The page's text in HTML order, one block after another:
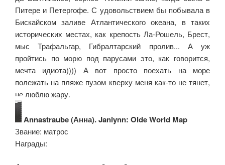
Питере и Петергофе. С удовольствием бы побывала в
Бискайском заливе Атлантического океана, в таких
исторических местах, как крепость Ла-Рошель, Брест,
мыс Трафальгар, Гибралтарский пролив... А уж
пройтись по морю под парусами это, как говорится,
мечта идиота)))) А вот просто поехать на море
полежать на пляже пузом кверху меня как-то не тянет,
не люблю жару.
Annastraube (Анна). Janlynn: Olde World Map
Звание: матрос
Награды: